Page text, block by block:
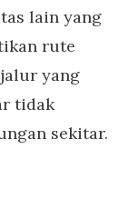
lain yang
rute
yang
tidak
sekitar.